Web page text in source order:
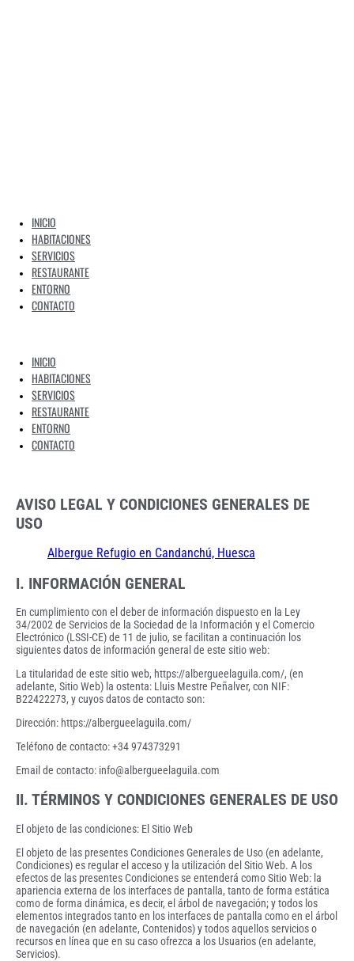
INICIO
HABITACIONES
SERVICIOS
RESTAURANTE
ENTORNO
CONTACTO
INICIO
HABITACIONES
SERVICIOS
RESTAURANTE
ENTORNO
CONTACTO
AVISO LEGAL Y CONDICIONES GENERALES DE
USO
Albergue Refugio en Candanchú, Huesca
I. INFORMACIÓN GENERAL
En cumplimiento con el deber de información dispuesto en la Ley
34/2002 de Servicios de la Sociedad de la Información y el Comercio
Electrónico (LSSI-CE) de 11 de julio, se facilitan a continuación los
siguientes datos de información general de este sitio web:
La titularidad de este sitio web, https://albergueelaguila.com/, (en
adelante, Sitio Web) la ostenta: Lluis Mestre Peñalver, con NIF:
B22422273, y cuyos datos de contacto son:
Dirección: https://albergueelaguila.com/
Teléfono de contacto: +34 974373291
Email de contacto: info@albergueelaguila.com
II. TÉRMINOS Y CONDICIONES GENERALES DE USO
El objeto de las condiciones: El Sitio Web
El objeto de las presentes Condiciones Generales de Uso (en adelante,
Condiciones) es regular el acceso y la utilización del Sitio Web. A los
efectos de las presentes Condiciones se entenderá como Sitio Web: la
apariencia externa de los interfaces de pantalla, tanto de forma estática
como de forma dinámica, es decir, el árbol de navegación; y todos los
elementos integrados tanto en los interfaces de pantalla como en el árbol
de navegación (en adelante, Contenidos) y todos aquellos servicios o
recursos en línea que en su caso ofrezca a los Usuarios (en adelante,
Servicios).